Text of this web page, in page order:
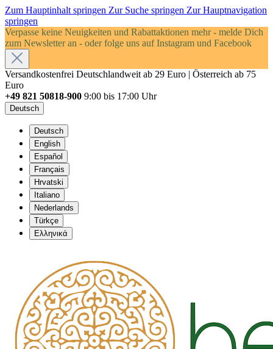
Zum Hauptinhalt springen Zur Suche springen Zur Hauptnavigation
springen
Verpasse keine Neuigkeiten und Rabattaktionen mehr - melde Dich
zum Newsletter an - oder folge uns auf Instagram und Facebook
Versandkostenfrei Deutschlandweit ab 29 Euro | Österreich ab 75
Euro
+49 821 50818-900 9:00 bis 17:00 Uhr
Deutsch
Deutsch
English
Español
Français
Hrvatski
Italiano
Nederlands
Türkçe
Ελληνικά